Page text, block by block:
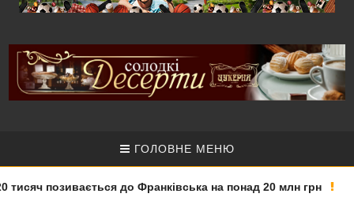
ГОЛОВНЕ МЕНЮ
позивається до Франківська на понад 20 млн грн